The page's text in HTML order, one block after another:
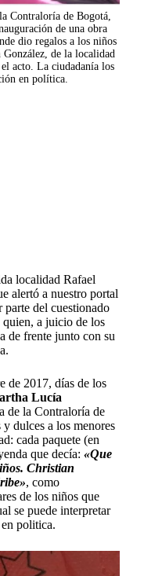
Contraloría de Bogotá,
de una obra
dio regalos a los niños
de la localidad
acto. La ciudadanía los
en política.
localidad Rafael
alertó a nuestro portal
parte del cuestionado
quien, a juicio de los
de frente junto con su
de 2017, días de los
Lucía
de la Contraloría de
dulces a los menores
cada paquete (en
que decía: «Que
Christian
, como
de los niños que
se puede interpretar
politica.